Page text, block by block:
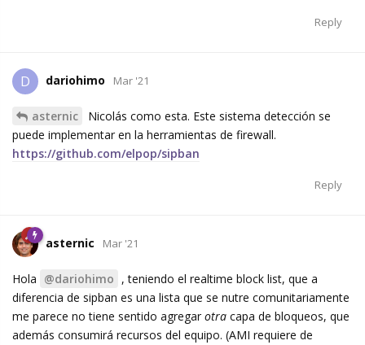
Reply
D dariohimo Mar '21
asternic
Nicolás como esta. Este sistema detección se
puede implementar en la herramientas de firewall.
https://github.com/elpop/sipban
Reply
asternic Mar '21
Hola @dariohimo , teniendo el realtime block list, que a
diferencia de sipban es una lista que se nutre comunitariamente
me parece no tiene sentido agregar otra capa de bloqueos, que
además consumirá recursos del equipo. (AMI requiere de